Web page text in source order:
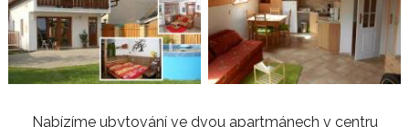
Nabízíme ubytování ve dvou apartmánech v centru